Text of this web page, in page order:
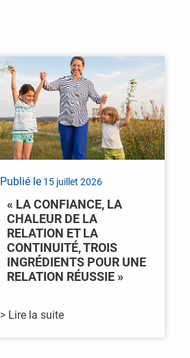
Publié le15 juillet 2026
« LA CONFIANCE, LA
CHALEUR DE LA
RELATION ET LA
CONTINUITÉ, TROIS
INGRÉDIENTS POUR UNE
RELATION RÉUSSIE »
> Lire la suite